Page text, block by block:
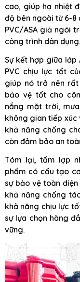
cao, giúp hạ nhiệt
độ bên ngoài từ 6-8
PVC/ASA giả ngói
công trình dân dụng.
Sự kết hợp giữa
PVC chịu lực tốt
giúp nó trở nên
bảo vệ tốt cho
nắng mặt trời,
không gian tiếp
khả năng chống
còn đảm bảo an
Tóm lại, tấm lợp
phẩm có cấu tạo
sự bảo vệ toàn
khả năng chống
khả năng chịu lực
sự lựa chọn hàng
vững.